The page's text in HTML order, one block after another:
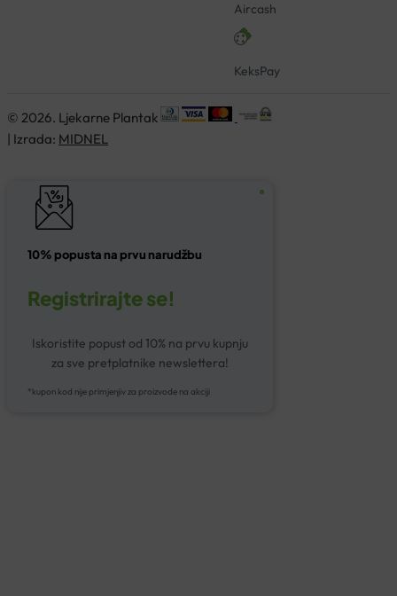
Aircash
KeksPay
© 2026. Ljekarne Plantak
| Izrada: MIDNEL
10% popusta na prvu narudžbu
Registrirajte se!
Iskoristite popust od 10% na prvu kupnju
za sve pretplatnike newslettera!
*kupon kod nije primjenjiv za proizvode na akciji